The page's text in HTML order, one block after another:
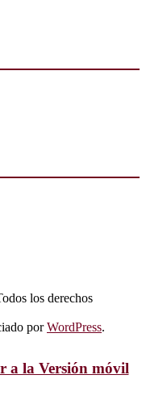
los derechos
porWordPress.
a la Versión móvil